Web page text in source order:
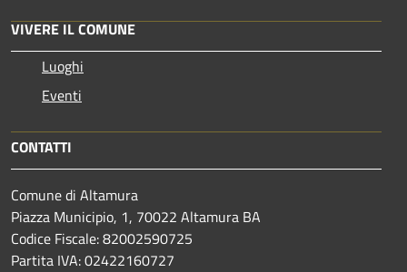
VIVERE IL COMUNE
Luoghi
Eventi
CONTATTI
Comune di Altamura
Piazza Municipio, 1, 70022 Altamura BA
Codice Fiscale: 82002590725
Partita IVA: 02422160727